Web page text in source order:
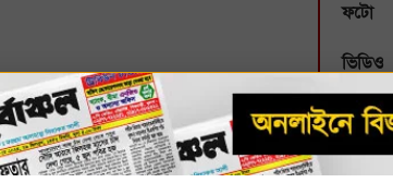
ফটো
ভিডিও
Designed & Developed by: